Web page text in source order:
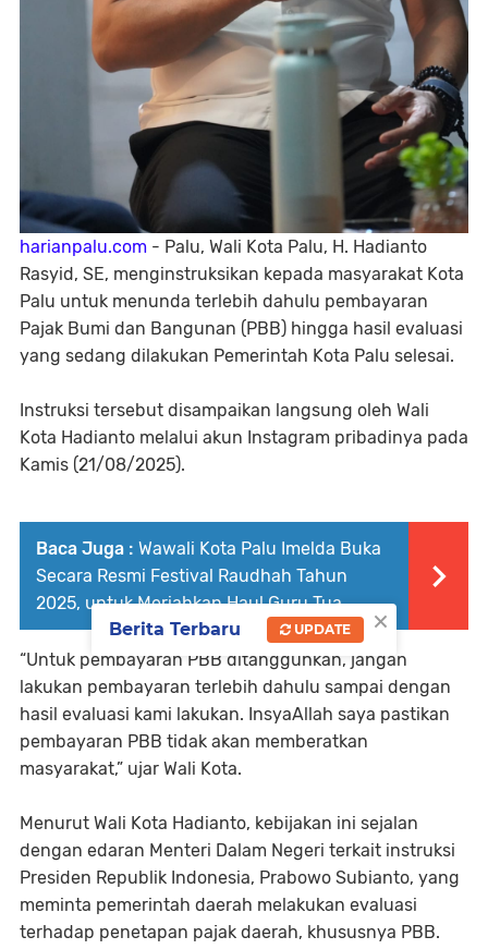
harianpalu.com - Palu, Wali Kota Palu, H. Hadianto
Rasyid, SE, menginstruksikan kepada masyarakat Kota
Palu untuk menunda terlebih dahulu pembayaran
Pajak Bumi dan Bangunan (PBB) hingga hasil evaluasi
yang sedang dilakukan Pemerintah Kota Palu selesai.
Instruksi tersebut disampaikan langsung oleh Wali
Kota Hadianto melalui akun Instagram pribadinya pada
Kamis (21/08/2025).
Baca Juga : Wawali Kota Palu Imelda Buka
Secara Resmi Festival Raudhah Tahun
2025, untuk Meriahkan Haul Guru Tua
“Untuk pembayaran PBB ditangguhkan, jangan
lakukan pembayaran terlebih dahulu sampai dengan
hasil evaluasi kami lakukan. InsyaAllah saya pastikan
pembayaran PBB tidak akan memberatkan
masyarakat,” ujar Wali Kota.
Menurut Wali Kota Hadianto, kebijakan ini sejalan
dengan edaran Menteri Dalam Negeri terkait instruksi
Presiden Republik Indonesia, Prabowo Subianto, yang
meminta pemerintah daerah melakukan evaluasi
terhadap penetapan pajak daerah, khususnya PBB.
×
Berita Terbaru UPDATE